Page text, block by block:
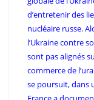
d’entretenir des
nucléaire russe.
l’Ukraine contre
sont pas alignés
commerce de
se poursuit, dans